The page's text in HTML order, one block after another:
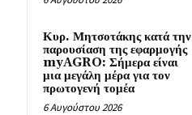
Κυρ. Μητσοτάκης κατά την
παρουσίαση της εφαρμογής
myAGRO: Σήμερα είναι
μια μεγάλη μέρα για τον
πρωτογενή τομέα
6 Αυγούστου 2026